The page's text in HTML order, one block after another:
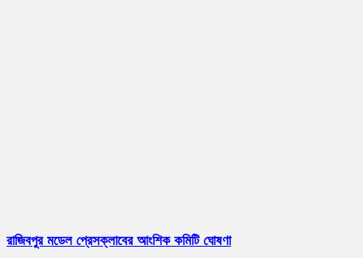
রাজিবপুর মডেল প্রেসক্লাবের আংশিক কমিটি ঘোষণা